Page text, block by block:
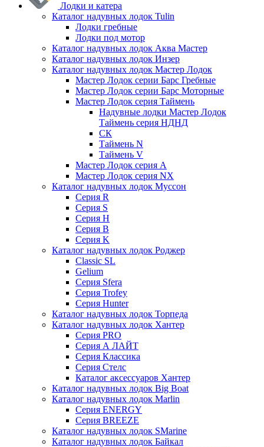
Лодки и катера
Каталог надувных лодок Tulin
Лодки гребные
Лодки под мотор
Каталог надувных лодок Аква Мастер
Каталог надувных лодок Инзер
Каталог надувных лодок Мастер Лодок
Мастер Лодок серии Барс Гребные
Мастер Лодок серии Барс Моторные
Мастер Лодок серия Таймень
Надувные лодки Мастер Лодок
Таймень серия НДНД
СК
Таймень N
Таймень V
Мастер Лодок серия А
Мастер Лодок серия NX
Каталог надувных лодок Муссон
Серия R
Серия S
Серия H
Серия B
Серия K
Каталог надувных лодок Роджер
Classic SL
Gelium
Серия Sfera
Серия Trofey
Серия Hunter
Каталог надувных лодок Торпеда
Каталог надувных лодок Хантер
Серия PRO
Серия А ЛАЙТ
Серия Классика
Серия Стелс
Каталог аксессуаров Хантер
Каталог надувных лодок Big Boat
Каталог надувных лодок Marlin
Серия ENERGY
Серия BREEZE
Каталог надувных лодок SMarine
Каталог надувных лодок Байкал